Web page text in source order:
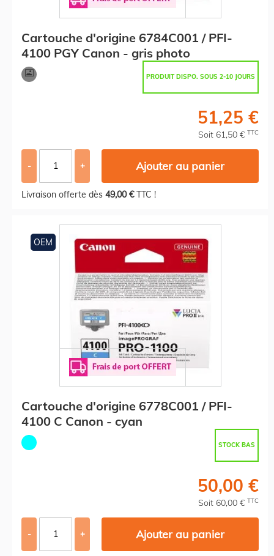
Cartouche d'origine 6784C001 / PFI-
4100 PGY Canon - gris photo
PRODUIT DISPO. SOUS 2-10 JOURS
51,25 €
Soit 61,50 € TTC
- + Ajouter au panier
Livraison offerte dès 49,00 €TTC !
OEM
Cartouche d'origine 6778C001 / PFI-
4100 C Canon - cyan
STOCK BAS
50,00 €
Soit 60,00 € TTC
- + Ajouter au panier